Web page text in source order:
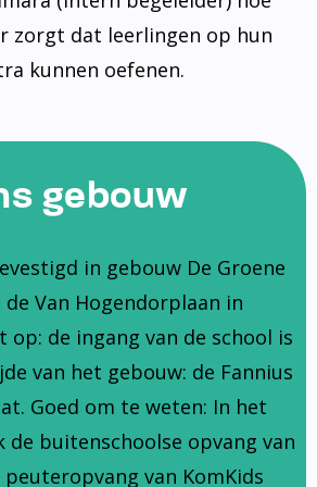
zorgt dat leerlingen op hun
kunnen oefenen.
gebouw
in gebouw De Groene
de Van Hogendorplaan in
op: de ingang van de school is
van het gebouw: de Fannius
Goed om te weten: In het
de buitenschoolse opvang van
van KomKids